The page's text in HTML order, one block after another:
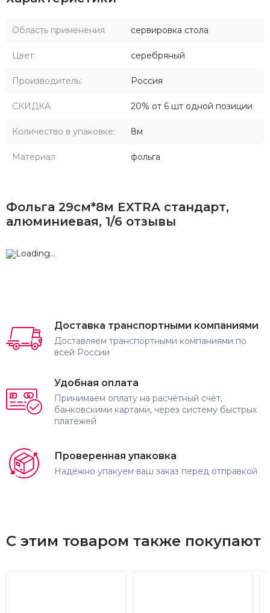
Область применения сервировка стола
Цвет: серебряный
Производитель: Россия
СКИДКА 20% от 6 шт одной позиции
Количество в упаковке: 8м
Материал фольга
Фольга 29см*8м EXTRA стандарт,
алюминиевая, 1/6 отзывы
Доставка транспортными компаниями
Доставляем транспортными компаниями по
всей России
Удобная оплата
Принимаем оплату на расчётный счёт,
банковскими картами, через систему быстрых
платежей
Проверенная упаковка
Надёжно упакуем ваш заказ перед отправкой
С этим товаром также покупают